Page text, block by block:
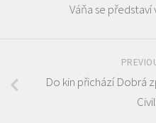
Váňa se představí
Do kin přichází Dobrá